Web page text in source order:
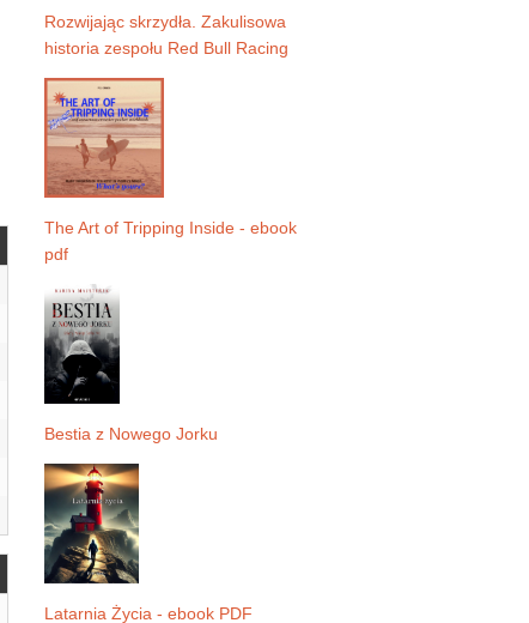
Rozwijając skrzydła. Zakulisowa
historia zespołu Red Bull Racing
The Art of Tripping Inside - ebook
pdf
Bestia z Nowego Jorku
Latarnia Życia - ebook PDF